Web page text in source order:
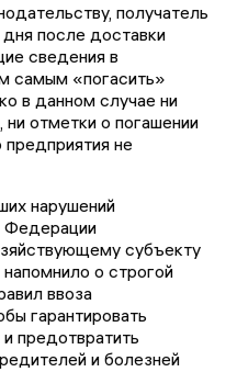
получатель
после доставки
сведения в
самым «погасить»
в данном случае ни
отметки о погашении
не
нарушений
Федерации
субъекту
о строгой
ввоза
гарантировать
предотвратить
и болезней